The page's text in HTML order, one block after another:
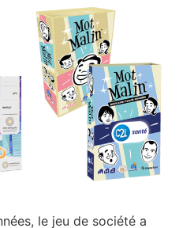
le jeu de société a